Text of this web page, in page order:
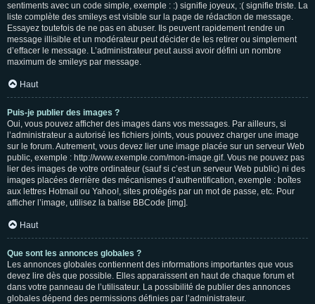
sentiments avec un code simple, exemple : :) signifie joyeux, :( signifie triste. La
liste complète des smileys est visible sur la page de rédaction de message.
Essayez toutefois de ne pas en abuser. Ils peuvent rapidement rendre un
message illisible et un modérateur peut décider de les retirer ou simplement
d’effacer le message. L’administrateur peut aussi avoir défini un nombre
maximum de smileys par message.
Haut
Puis-je publier des images ?
Oui, vous pouvez afficher des images dans vos messages. Par ailleurs, si
l’administrateur a autorisé les fichiers joints, vous pouvez charger une image
sur le forum. Autrement, vous devez lier une image placée sur un serveur Web
public, exemple : http://www.exemple.com/mon-image.gif. Vous ne pouvez pas
lier des images de votre ordinateur (sauf si c’est un serveur Web public) ni des
images placées derrière des mécanismes d’authentification, exemple : boîtes
aux lettres Hotmail ou Yahoo!, sites protégés par un mot de passe, etc. Pour
afficher l’image, utilisez la balise BBCode [img].
Haut
Que sont les annonces globales ?
Les annonces globales contiennent des informations importantes que vous
devez lire dès que possible. Elles apparaissent en haut de chaque forum et
dans votre panneau de l’utilisateur. La possibilité de publier des annonces
globales dépend des permissions définies par l’administrateur.